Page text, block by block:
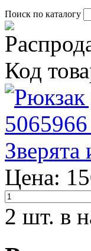
Поиск по каталогу
Код
Цена:
2 шт. в